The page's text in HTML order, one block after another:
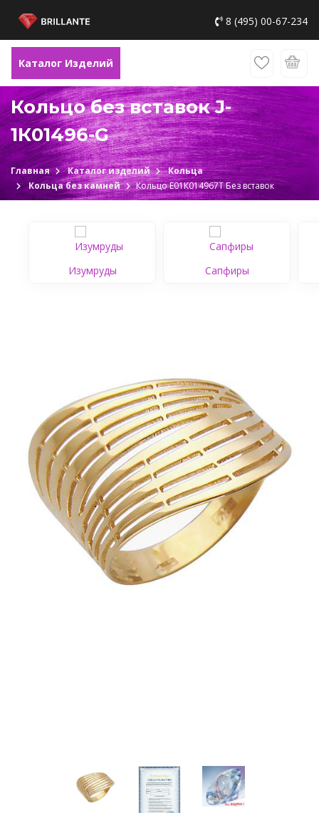
8 (495) 00-67-234
Каталог Изделий
Кольцо без вставок J-
1К01496-G
Главная Каталог изделий
Кольца
Кольца без камней
Кольцо Е01К014967Т Без вставок
Изумруды Сапфиры